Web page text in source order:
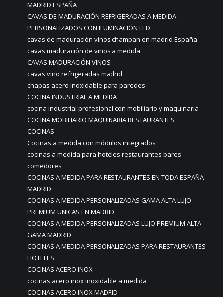
MADRID ESPAÑA
CAVAS DE MADURACIÓN REFRIGERADAS A MEDIDA
PERSONALIZADOS CON ILUMINACIÓN LED
cavas de maduración vinos champan en madrid España
cavas maduración de vinos a medida
CAVAS MADURACIÓN VINOS
cavas vino refrigeradas madrid
chapas acero inoxidable para paredes
COCINA INDUSTRIAL A MEDIDA
cocina industrial profesional con mobiliario y maquinaria
COCINA MOBILIARIO MAQUINARIA RESTAURANTES
COCINAS
Cocinas a medida con módulos integrados
cocinas a medida para hoteles restaurantes bares
comedores
COCINAS A MEDIDA PARA RESTAURANTES EN TODA ESPAÑA
MADRID
COCINAS A MEDIDA PERSONALIZADAS GAMA ALTA LUJO
PREMIUM UNICAS EN MADRID
COCINAS A MEDIDA PERSONALIZADAS LUJO PREMIUM ALTA
GAMA MADRID
COCINAS A MEDIDA PERSONALIZADAS PARA RESTAURANTES
HOTELES
COCINAS ACERO INOX
cocinas acero inox inoxidable a medida
COCINAS ACERO INOX MADRID